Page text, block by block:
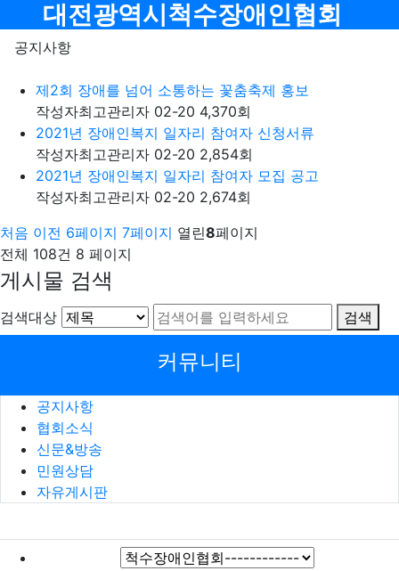
메뉴
대전광역시척수장애인협회
공지사항
제2회 장애를 넘어 소통하는 꽃춤축제 홍보
작성자최고관리자 02-20 4,370회
2021년 장애인복지 일자리 참여자 신청서류
작성자최고관리자 02-20 2,854회
2021년 장애인복지 일자리 참여자 모집 공고
작성자최고관리자 02-20 2,674회
처음 이전 6페이지 7페이지 열린8페이지
전체 108건 8 페이지
게시물 검색
검색대상 검색
커뮤니티
공지사항
협회소식
신문&방송
민원상담
자유게시판